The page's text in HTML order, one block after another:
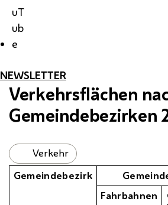
uT
ub
e
NEWSLETTER
Verkehrsflächen
Gemeindebezirken
Verkehr
Gemeindebezirk
Fahrbahnen